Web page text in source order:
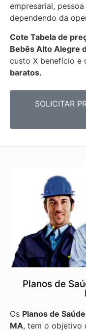
empresarial,
dependendo da
Cote Tabela de
Bebês Alto Alegre
custo X benefício e
baratos.
SOLICITAR
Planos de
Os Planos de
MA, tem o objetivo